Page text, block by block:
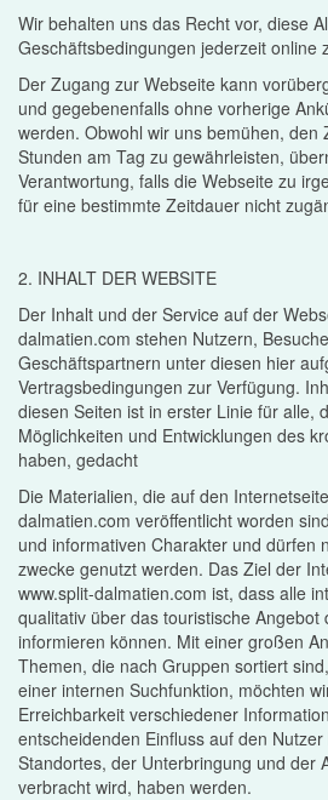
Wir behalten uns das Recht vor, diese
Geschäftsbedingungen jederzeit online
Der Zugang zur Webseite kann
und gegebenenfalls ohne vorherige
werden. Obwohl wir uns bemühen, den
Stunden am Tag zu gewährleisten,
Verantwortung, falls die Webseite zu
für eine bestimmte Zeitdauer nicht
2. INHALT DER WEBSITE
Der Inhalt und der Service auf der
dalmatien.com stehen Nutzern,
Geschäftspartnern unter diesen hier
Vertragsbedingungen zur Verfügung.
diesen Seiten ist in erster Linie für alle,
Möglichkeiten und Entwicklungen des
haben, gedacht
Die Materialien, die auf den
dalmatien.com veröffentlicht worden
und informativen Charakter und dürfen
zwecke genutzt werden. Das Ziel der
www.split-dalmatien.com ist, dass alle
qualitativ über das touristische Angebot
informieren können. Mit einer großen
Themen, die nach Gruppen sortiert
einer internen Suchfunktion, möchten
Erreichbarkeit verschiedener
entscheidenden Einfluss auf den
Standortes, der Unterbringung und der
verbracht wird, haben werden.